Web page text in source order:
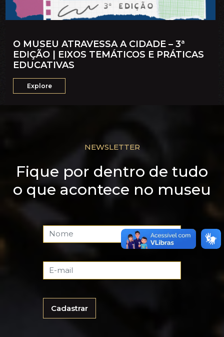
O MUSEU ATRAVESSA A CIDADE – 3ª
EDIÇÃO | EIXOS TEMÁTICOS E PRÁTICAS
EDUCATIVAS
Explore
NEWSLETTER
Fique por dentro de tudo
o que acontece no museu
Cadastrar